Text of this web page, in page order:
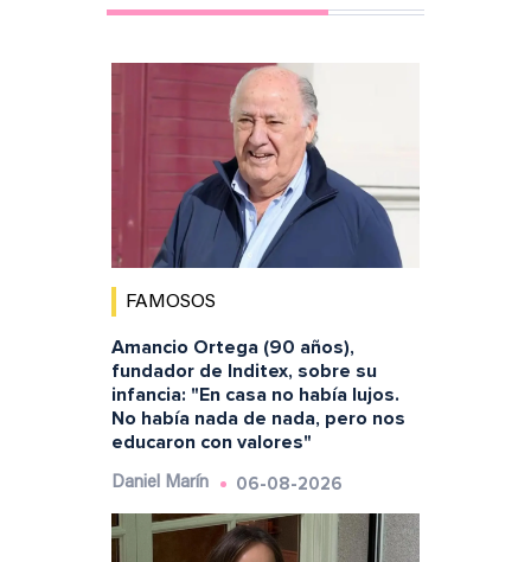
FAMOSOS
Amancio Ortega (90 años),
fundador de Inditex, sobre su
infancia: "En casa no había lujos.
No había nada de nada, pero nos
educaron con valores"
Daniel Marín 06-08-2026